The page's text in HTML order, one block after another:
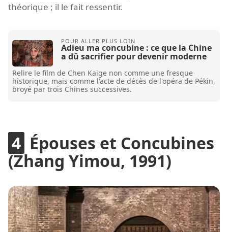
théorique ; il le fait ressentir.
Adieu ma concubine : ce que la Chine
a dû sacrifier pour devenir moderne
Relire le film de Chen Kaige non comme une fresque
historique, mais comme l'acte de décès de l'opéra de Pékin,
broyé par trois Chines successives.
Épouses et Concubines
(Zhang Yimou, 1991)